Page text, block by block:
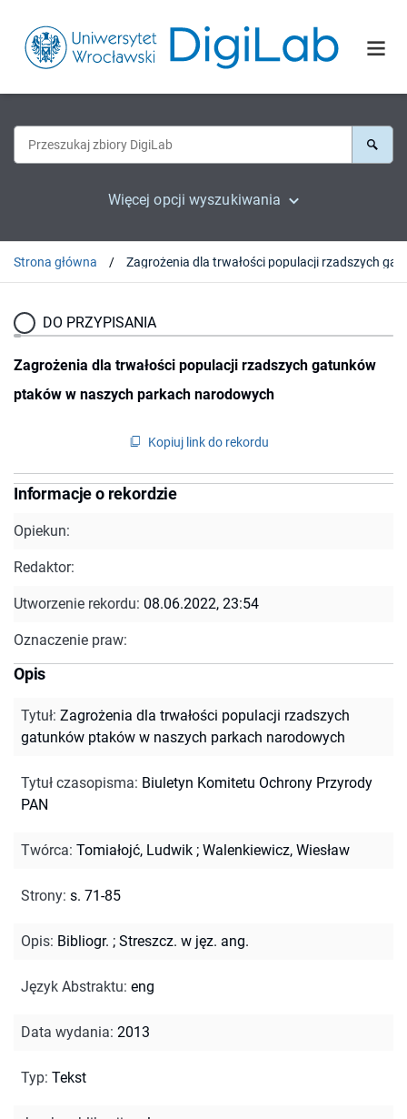
Więcej opcji wyszukiwania
Strona główna
DO PRZYPISANIA
Zagrożenia dla trwałości populacji rzadszych gatunków
ptaków w naszych parkach narodowych
Kopiuj link do rekordu
Informacje o rekordzie
Opiekun:
Redaktor:
Utworzenie rekordu: 08.06.2022, 23:54
Oznaczenie praw:
Opis
Tytuł: Zagrożenia dla trwałości populacji rzadszych
gatunków ptaków w naszych parkach narodowych
Tytuł czasopisma: Biuletyn Komitetu Ochrony Przyrody
PAN
Twórca: Tomiałojć, Ludwik ; Walenkiewicz, Wiesław
Strony: s. 71-85
Opis: Bibliogr. ; Streszcz. w jęz. ang.
Język Abstraktu: eng
Data wydania: 2013
Typ: Tekst